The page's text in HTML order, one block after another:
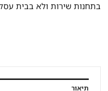
בתחנות שירות ולא בבית
תיאור